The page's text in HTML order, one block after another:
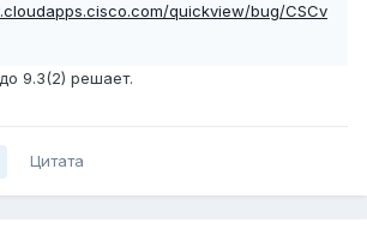
quickview/bug/CSCv
9.3(2) решает.
Цитата